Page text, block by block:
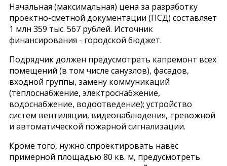
Начальная (максимальная) цена за разработку
проектно-сметной документации (ПСД) составляет
1 млн 359 тыс. 567 рублей. Источник
финансирования - городской бюджет.
Подрядчик должен предусмотреть капремонт всех
помещений (в том числе санузлов), фасадов,
входной группы, замену коммуникаций
(теплоснабжение, электроснабжение,
водоснабжение, водоотведение); устройство
систем вентиляции, видеонаблюдения, тревожной
и автоматической пожарной сигнализации.
Кроме того, нужно спроектировать навес
примерной площадью 80 кв. м, предусмотреть